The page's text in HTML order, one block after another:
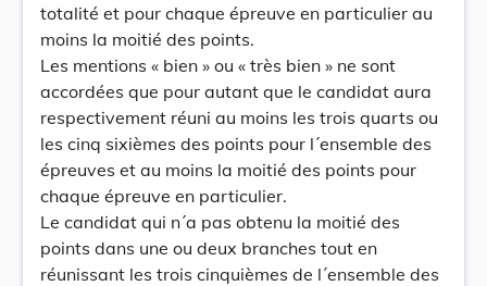
totalité et pour chaque épreuve en particulier au
moins la moitié des points.
Les mentions « bien » ou « très bien » ne sont
accordées que pour autant que le candidat aura
respectivement réuni au moins les trois quarts ou
les cinq sixièmes des points pour l´ensemble des
épreuves et au moins la moitié des points pour
chaque épreuve en particulier.
Le candidat qui n´a pas obtenu la moitié des
points dans une ou deux branches tout en
réunissant les trois cinquièmes de l´ensemble des